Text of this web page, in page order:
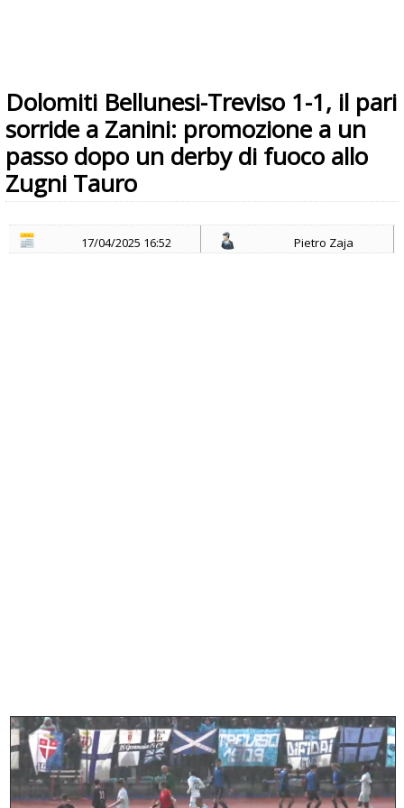
Dolomiti Bellunesi-Treviso 1-1, il pari
sorride a Zanini: promozione a un
passo dopo un derby di fuoco allo
Zugni Tauro
17/04/2025 16:52 Pietro Zaja